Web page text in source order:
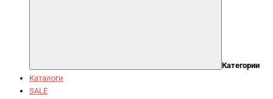
Категории
Каталоги
SALE